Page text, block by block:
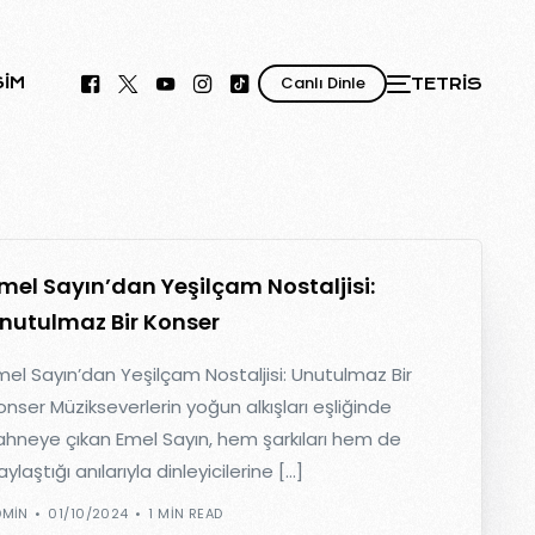
Canlı Dinle TETRIS
Sayın’dan Yeşilçam Nostaljisi:
Bir Konser
Sayın’dan Yeşilçam Nostaljisi: Unutulmaz Bir
Müzikseverlerin yoğun alkışları eşliğinde
çıkan Emel Sayın, hem şarkıları hem de
anılarıyla dinleyicilerine […]
01/10/2024 1 MIN READ